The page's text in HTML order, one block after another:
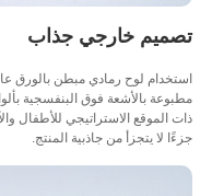
خارجي جذاب
لوح رمادي مبطن بالورق عالي
بالأشعة فوق البنفسجية بألوان
الاستراتيجي للأطفال والآباء
لا يتجزأ من جاذبية المنتج.